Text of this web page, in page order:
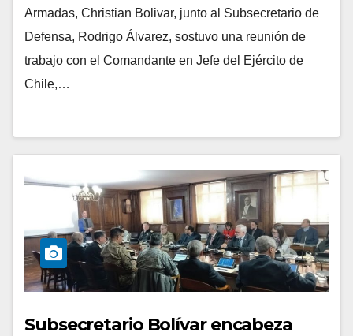
Armadas, Christian Bolivar, junto al Subsecretario de
Defensa, Rodrigo Álvarez, sostuvo una reunión de
trabajo con el Comandante en Jefe del Ejército de
Chile,…
Subsecretario Bolívar encabeza